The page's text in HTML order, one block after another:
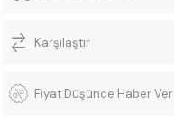
Karşılaştır
Fiyat Düşünce Haber Ver